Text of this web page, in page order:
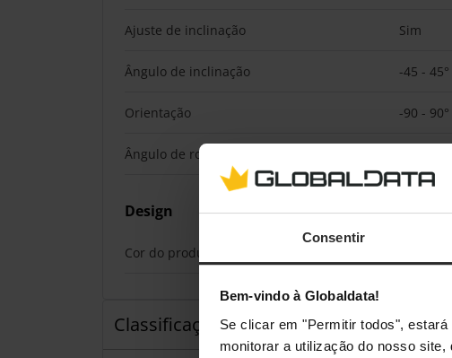
Consentir
Bem-vindo à Globaldata!
Se clicar em "Permitir todos",
monitorar a utilização do nosso
Ajuste de inclinação Sim
Ângulo de inclinação -45 - 45°
Orientação -90 - 90°
Ângulo de rotação
Design
Cor do produto
Classificações